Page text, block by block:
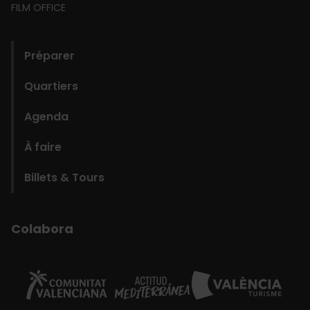
FILM OFFICE
Préparer
Quartiers
Agenda
À faire
Billets & Tours
Colabora